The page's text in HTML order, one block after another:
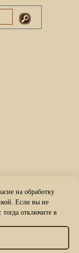
на обработку
Если вы не
отключите в